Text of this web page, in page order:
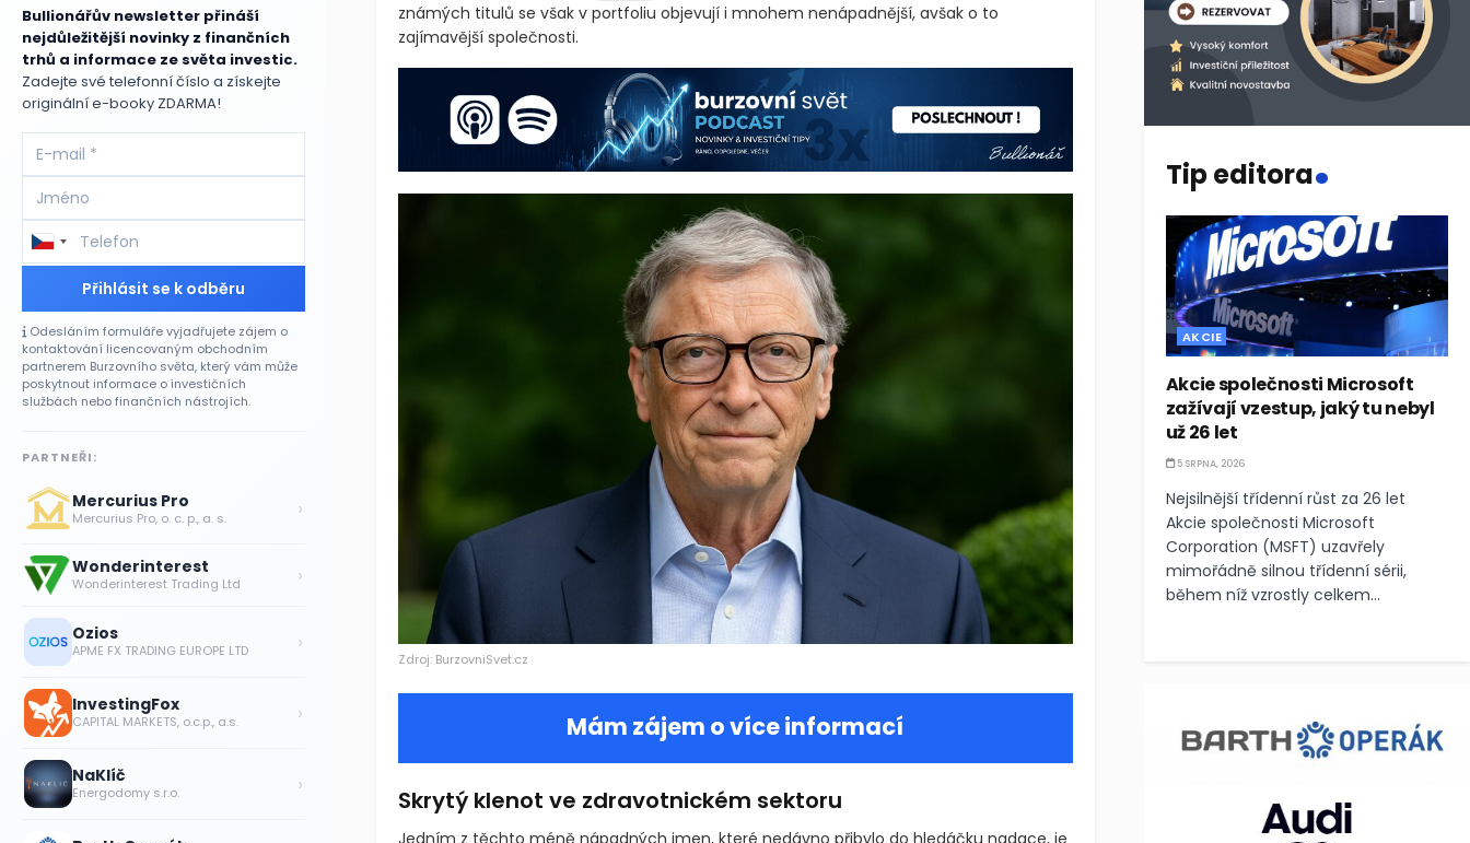
známých titulů se však v portfoliu objevují i mnohem nenápadnější, avšak o to
zajímavější společnosti.
Zdroj: BurzovniSvet.cz
Mám zájem o více informací
Skrytý klenot ve zdravotnickém sektoru
Jedním z těchto méně nápadných jmen, které nedávno přibylo do hledáčku nadace, je
Bullionářův newsletter přináší
nejdůležitější novinky z finančních
trhů a informace ze světa investic.
Zadejte své telefonní číslo a získejte
originální e-booky ZDARMA!
Přihlásit se k odběru
Odesláním formuláře vyjadřujete zájem o
kontaktování licencovaným obchodním
partnerem Burzovního světa, který vám může
poskytnout informace o investičních
službách nebo finančních nástrojích.
PARTNEŘI:
Mercurius Pro
Mercurius Pro, o. c. p., a. s. ›
Wonderinterest
Wonderinterest Trading Ltd ›
Ozios
APME FX TRADING EUROPE LTD ›
InvestingFox
CAPITAL MARKETS, o.c.p., a.s. ›
NaKlíč
Energodomy s.r.o. ›
Tip editora.
AKCIE
Akcie společnosti Microsoft
zažívají vzestup, jaký tu nebyl
už 26 let
5 SRPNA, 2026
Nejsilnější třídenní růst za 26 let
Akcie společnosti Microsoft
Corporation (MSFT) uzavřely
mimořádně silnou třídenní sérii,
během níž vzrostly celkem...